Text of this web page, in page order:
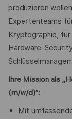
produzieren
Expertenteams
Kryptographie, für
Hardware-
Ihre Mission als
(m/w/d)“:
Mit